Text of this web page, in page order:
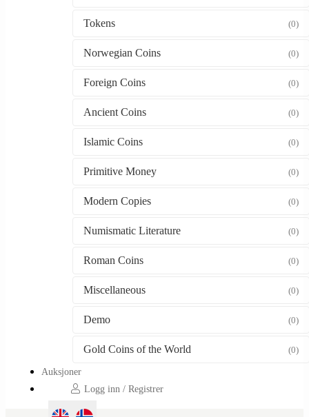
Tokens (0)
Norwegian Coins (0)
Foreign Coins (0)
Ancient Coins (0)
Islamic Coins (0)
Primitive Money (0)
Modern Copies (0)
Numismatic Literature (0)
Roman Coins (0)
Miscellaneous (0)
Demo (0)
Gold Coins of the World (0)
Auksjoner
Logg inn / Registrer